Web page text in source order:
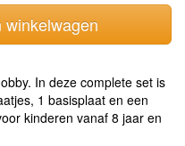
In deze complete set is
1 basisplaat en een
kinderen vanaf 8 jaar en